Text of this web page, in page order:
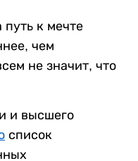
путь к мечте
чем
не значит, что
и высшего
список